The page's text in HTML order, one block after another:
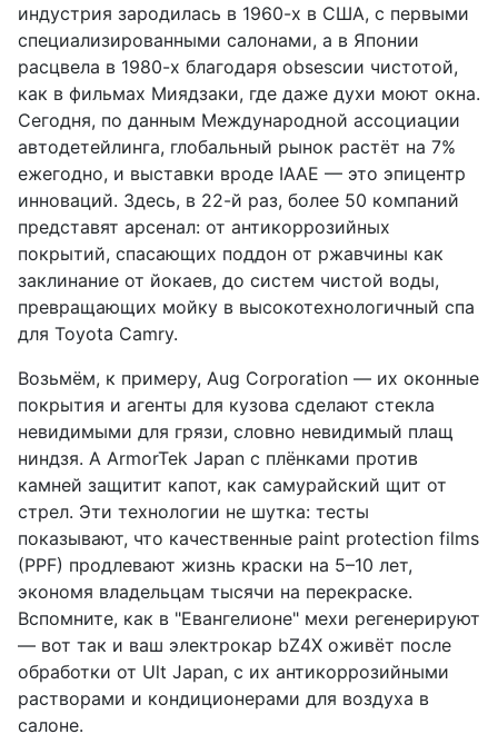
индустрия зародилась в 1960-х в США, с первыми
специализированными салонами, а в Японии
расцвела в 1980-х благодаря obsesсии чистотой,
как в фильмах Миядзаки, где даже духи моют окна.
Сегодня, по данным Международной ассоциации
автодетейлинга, глобальный рынок растёт на 7%
ежегодно, и выставки вроде IAAE — это эпицентр
инноваций. Здесь, в 22-й раз, более 50 компаний
представят арсенал: от антикоррозийных
покрытий, спасающих поддон от ржавчины как
заклинание от йокаев, до систем чистой воды,
превращающих мойку в высокотехнологичный спа
для Toyota Camry.
Возьмём, к примеру, Aug Corporation — их оконные
покрытия и агенты для кузова сделают стекла
невидимыми для грязи, словно невидимый плащ
ниндзя. А ArmorTek Japan с плёнками против
камней защитит капот, как самурайский щит от
стрел. Эти технологии не шутка: тесты
показывают, что качественные paint protection films
(PPF) продлевают жизнь краски на 5–10 лет,
экономя владельцам тысячи на перекраске.
Вспомните, как в "Евангелионе" мехи регенерируют
— вот так и ваш электрокар bZ4X оживёт после
обработки от Ult Japan, с их антикоррозийными
растворами и кондиционерами для воздуха в
салоне.